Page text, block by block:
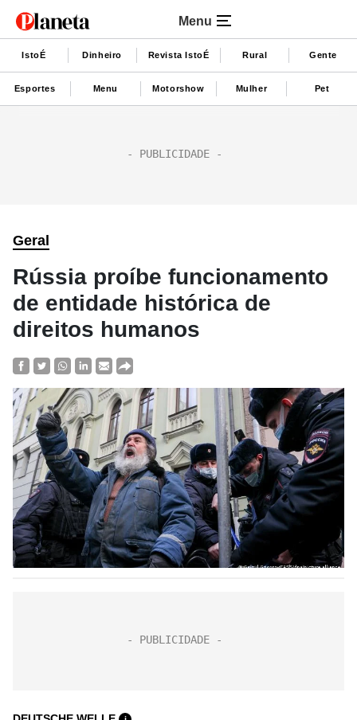
Menu
IstoÉ Dinheiro Revista IstoÉ Rural Gente
Esportes Menu Motorshow Mulher Pet
Geral
Rússia proíbe funcionamento
de entidade histórica de
direitos humanos